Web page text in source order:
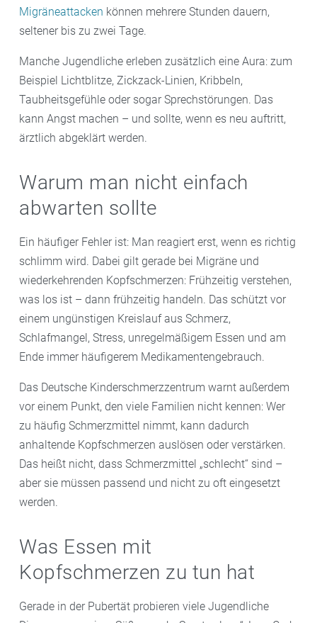
Migräneattacken können mehrere Stunden dauern,
seltener bis zu zwei Tage.
Manche Jugendliche erleben zusätzlich eine Aura: zum
Beispiel Lichtblitze, Zickzack-Linien, Kribbeln,
Taubheitsgefühle oder sogar Sprechstörungen. Das
kann Angst machen – und sollte, wenn es neu auftritt,
ärztlich abgeklärt werden.
Warum man nicht einfach
abwarten sollte
Ein häufiger Fehler ist: Man reagiert erst, wenn es richtig
schlimm wird. Dabei gilt gerade bei Migräne und
wiederkehrenden Kopfschmerzen: Frühzeitig verstehen,
was los ist – dann frühzeitig handeln. Das schützt vor
einem ungünstigen Kreislauf aus Schmerz,
Schlafmangel, Stress, unregelmäßigem Essen und am
Ende immer häufigerem Medikamentengebrauch.
Das Deutsche Kinderschmerzzentrum warnt außerdem
vor einem Punkt, den viele Familien nicht kennen: Wer
zu häufig Schmerzmittel nimmt, kann dadurch
anhaltende Kopfschmerzen auslösen oder verstärken.
Das heißt nicht, dass Schmerzmittel „schlecht“ sind –
aber sie müssen passend und nicht zu oft eingesetzt
werden.
Was Essen mit
Kopfschmerzen zu tun hat
Gerade in der Pubertät probieren viele Jugendliche